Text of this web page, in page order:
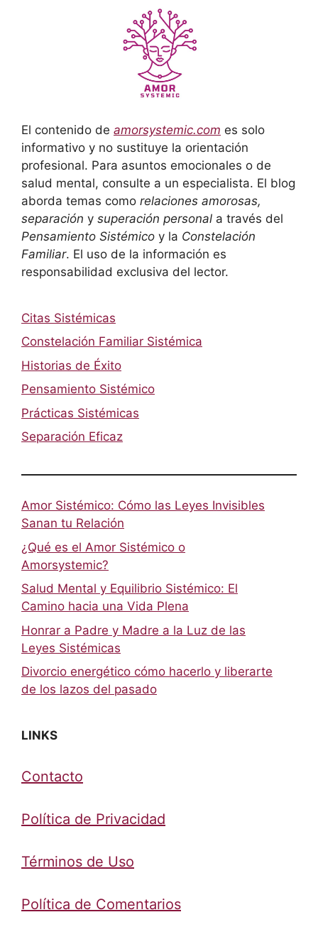
El contenido de amorsystemic.com es solo
informativo y no sustituye la orientación
profesional. Para asuntos emocionales o de
salud mental, consulte a un especialista. El blog
aborda temas como relaciones amorosas,
separación y superación personal a través del
Pensamiento Sistémico y la Constelación
Familiar. El uso de la información es
responsabilidad exclusiva del lector.
Citas Sistémicas
Constelación Familiar Sistémica
Historias de Éxito
Pensamiento Sistémico
Prácticas Sistémicas
Separación Eficaz
Amor Sistémico: Cómo las Leyes Invisibles
Sanan tu Relación
¿Qué es el Amor Sistémico o
Amorsystemic?
Salud Mental y Equilibrio Sistémico: El
Camino hacia una Vida Plena
Honrar a Padre y Madre a la Luz de las
Leyes Sistémicas
Divorcio energético cómo hacerlo y liberarte
de los lazos del pasado
LINKS
Contacto
Política de Privacidad
Términos de Uso
Política de Comentarios